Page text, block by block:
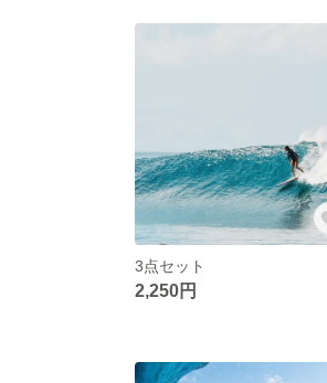
3点セット
2,250円